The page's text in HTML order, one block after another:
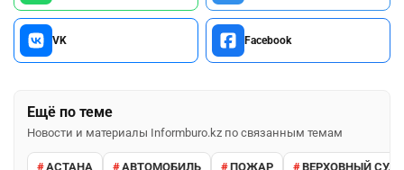
VK Facebook
Ещё по теме
Новости и материалы Informburo.kz по связанным темам
АСТАНА АВТОМОБИЛЬ ПОЖАР ВЕРХОВНЫЙ СУД